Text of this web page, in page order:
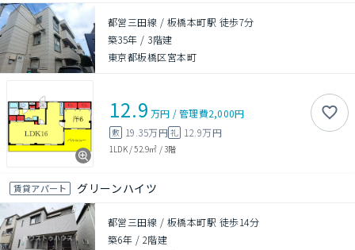
都営三田線 / 板橋本町駅 徒歩7分
築35年 / 3階建
東京都板橋区宮本町
12.9 万円 /管理費2,000円
敷 19.35万円礼 12.9万円
1LDK/52.9㎡ /3階
賃貸アパート グリーンハイツ
都営三田線 / 板橋本町駅 徒歩14分
築6年 / 2階建